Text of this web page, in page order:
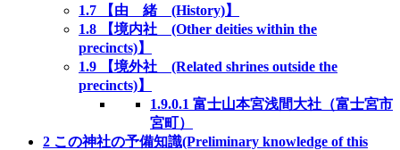
1.7 【由 緒 (History)】
1.8 【境内社 (Other deities within the
precincts)】
1.9 【境外社 (Related shrines outside the
precincts)】
1.9.0.1 富士山本宮浅間大社（富士宮市
宮町）
2 この神社の予備知識(Preliminary knowledge of this